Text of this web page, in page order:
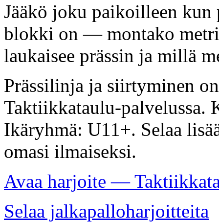
Jääkö joku paikoilleen
blokki on — montako
laukaisee prässin ja millä
Prässilinja ja siirtyminen
Taktiikkataulu-palvelussa.
Ikäryhmä: U11+. Selaa
omasi ilmaiseksi.
Avaa harjoite —
Selaa jalkapalloharjoitteita